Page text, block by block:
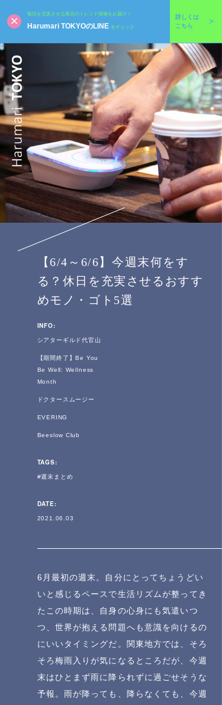
毎日を充実させる東京のトレンド情報をお届け！
Harumari TOKYOのLINE をチェック
詳しくは
こちら
【6/4～6/6】今週末何をす
る？休日を充実させるおすす
めモノ・ゴト5選
INFO:
シアターギルド代官山
【期間終了】Be You
Be Well: Wellness
Month
ドクタースムージー
EVERING
Beeslow Club
TAGS:
週末まとめ
DATE:
2021.06.03
6月最初の週末。自分にとってちょうどい
いと感じるペースで生活リズムが整ってき
たこの時期は、自身の心身にも気遣いつ
つ、世界が抱える問題へも意識を向けるの
にいいタイミングだ。関東地方では、そろ
そろ梅雨入りが気になるところだが、今週
末はひとまず雨に降られずに過ごせそうな
予報。雨が降っても、降らなくても、今週